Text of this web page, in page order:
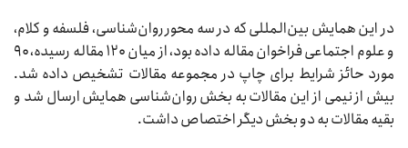
در این همایش بین‌المللی که در سه محور روان‌شناسی، فلسفه و کلام،
و علوم اجتماعی فراخوان مقاله داده بود، از میان ۱۲۰ مقاله رسیده، ۹۰
مورد حائز شرایط برای چاپ در مجموعه مقالات تشخیص داده شد.
بیش از نیمی از این مقالات به بخش روان‌شناسی همایش ارسال شد و
بقیه مقالات به دو بخش دیگر اختصاص داشت.